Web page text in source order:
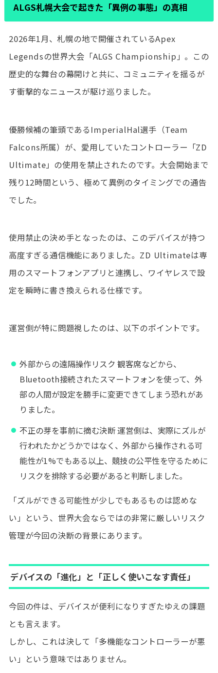
ALGS札幌大会で起きた「異例の事態」の真相
2026年1月、札幌の地で開催されているApex
Legendsの世界大会「ALGS Championship」。この
歴史的な舞台の幕開けと共に、コミュニティを揺るが
す衝撃的なニュースが駆け巡りました。
優勝候補の筆頭であるImperialHal選手（Team
Falcons所属）が、愛用していたコントローラー「ZD
Ultimate」の使用を禁止されたのです。大会開始まで
残り12時間という、極めて異例のタイミングでの通告
でした。
使用禁止の決め手となったのは、このデバイスが持つ
高度すぎる通信機能にありました。ZD Ultimateは専
用のスマートフォンアプリと連携し、ワイヤレスで設
定を瞬時に書き換えられる仕様です。
運営側が特に問題視したのは、以下のポイントです。
外部からの遠隔操作リスク 観客席などから、
Bluetooth接続されたスマートフォンを使って、外
部の人間が設定を勝手に変更できてしまう恐れがあ
りました。
不正の芽を事前に摘む決断 運営側は、実際にズルが
行われたかどうかではなく、外部から操作される可
能性が1%でもある以上、競技の公平性を守るために
リスクを排除する必要があると判断しました。
「ズルができる可能性が少しでもあるものは認めな
い」という、世界大会ならではの非常に厳しいリスク
管理が今回の決断の背景にあります。
デバイスの「進化」と「正しく使いこなす責任」
今回の件は、デバイスが便利になりすぎたゆえの課題
とも言えます。
しかし、これは決して「多機能なコントローラーが悪
い」という意味ではありません。